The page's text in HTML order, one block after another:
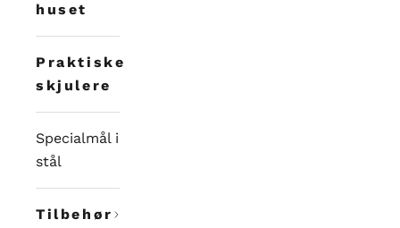
huset
Praktiske
skjulere
Specialmål i
stål
Tilbehør